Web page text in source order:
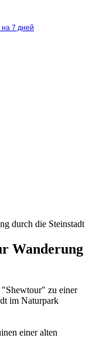
на 7 дней
durch die Steinstadt
Wanderung
"Shewtour" zu einer
im Naturpark
einer alten